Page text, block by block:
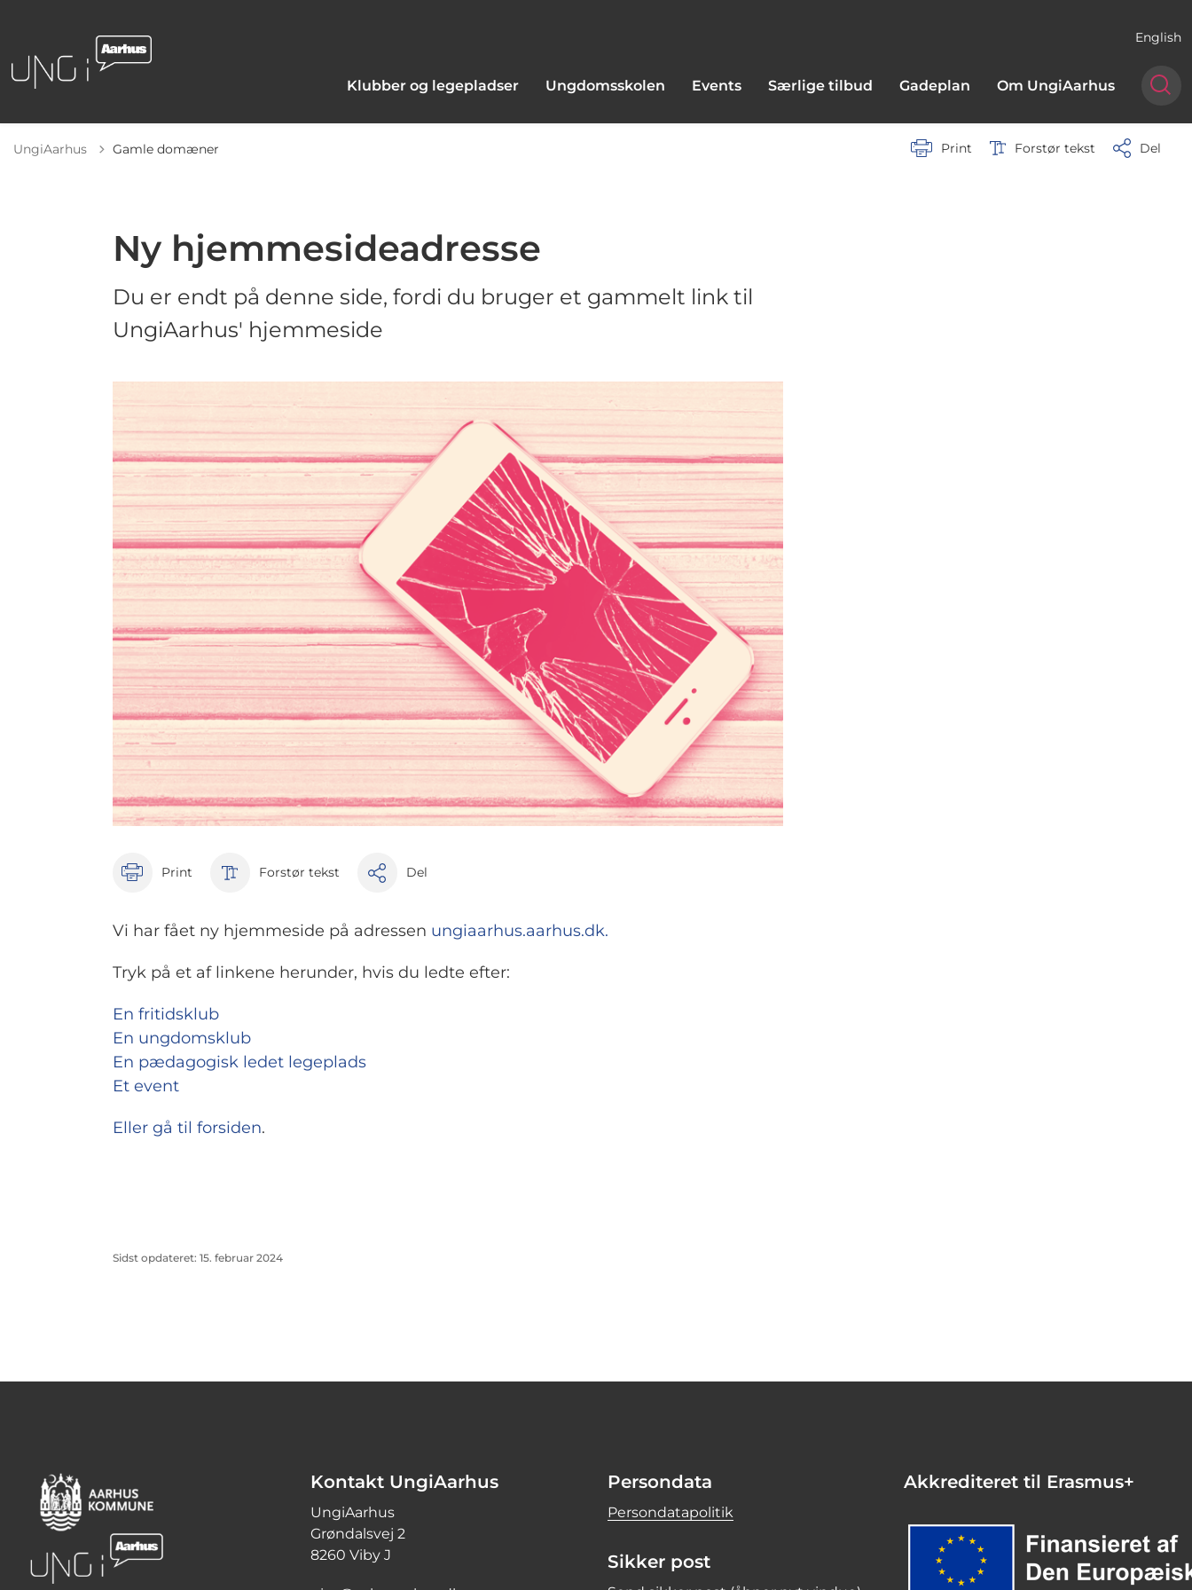
English
Klubber og legepladser Ungdomsskolen Events Særlige tilbud Gadeplan Om UngiAarhus
UngiAarhus Gamle domæner Print Forstør tekst Del
Ny hjemmesideadresse
Du er endt på denne side, fordi du bruger et gammelt link til
UngiAarhus' hjemmeside
Print Forstør tekst Del
Vi har fået ny hjemmeside på adressen ungiaarhus.aarhus.dk.
Tryk på et af linkene herunder, hvis du ledte efter:
En fritidsklub
En ungdomsklub
En pædagogisk ledet legeplads
Et event
Eller gå til forsiden.
Sidst opdateret: 15. februar 2024
Kontakt UngiAarhus
UngiAarhus
Grøndalsvej 2
8260 Viby J
Persondata
Persondatapolitik
Sikker post
Akkrediteret til Erasmus+